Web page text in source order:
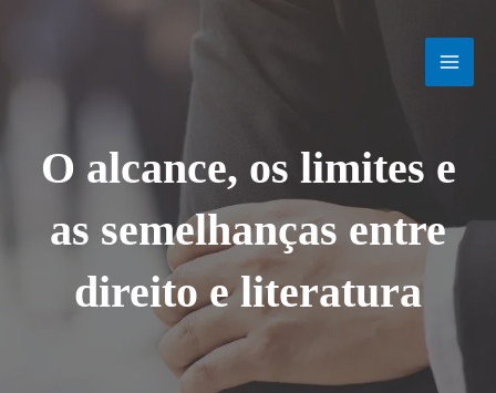
O alcance, os limites e
as semelhanças entre
direito e literatura